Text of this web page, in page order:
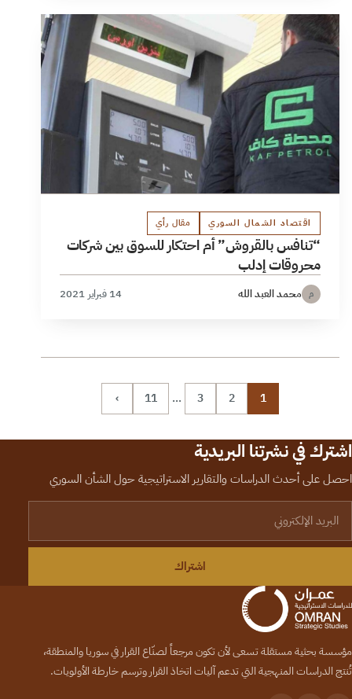
اقتصاد الشمال السوري مقال رأي
“تنافس بالقروش” أم احتكار للسوق بين شركات
محروقات إدلب
م محمد العبد الله 14 فبراير 2021
1
2
3
…
11
›
اشترك في نشرتنا البريدية
احصل على أحدث الدراسات والتقارير الاستراتيجية حول الشأن السوري
اشتراك
مؤسسة بحثية مستقلة تسعى لأن تكون مرجعاً لصنّاع القرار في سوريا والمنطقة،
تُنتج الدراسات المنهجية التي تدعم آليات اتخاذ القرار وترسم خارطة الأولويات.